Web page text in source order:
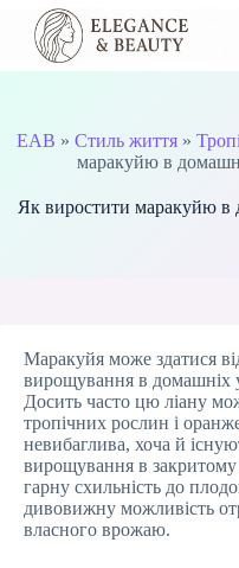
Перейти
вмісту
EAB » Стиль життя»
маракуйю в
Як виростити маракуйю в
Маракуйя може здатися
вирощування в домашніх
Досить часто цю ліану
тропічних рослин і
невибаглива, хоча й
вирощування в закритому
гарну схильність до
дивовижну можливість
власного врожаю.